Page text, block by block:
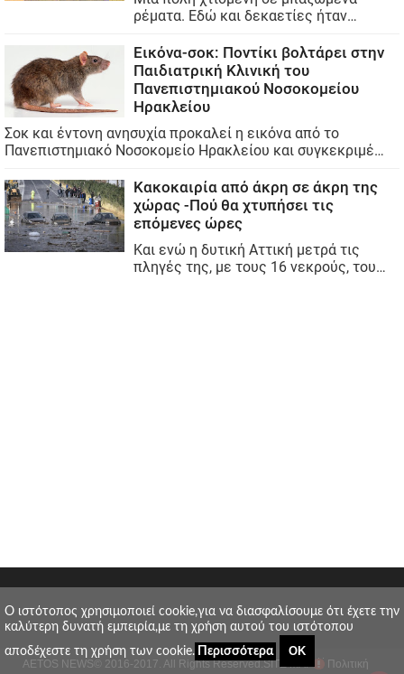
AETOS NEWS © 2016-2017. All Rights Reserved.SITE MAP Πολιτική
O ιστότοπος χρησιμοποιεί cookie,για να διασφαλίσουμε ότι έχετε την
καλύτερη δυνατή εμπειρία,με τη χρήση αυτού του ιστότοπου
αποδέχεστε τη χρήση των cookie.
Περισσότερα ΟΚ